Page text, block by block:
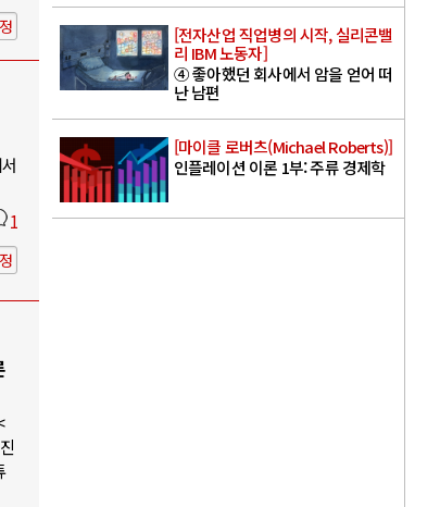
1
[전자산업 직업병의 시작, 실리콘밸
리 IBM 노동자]
④ 좋아했던 회사에서 암을 얻어 떠
난 남편
[마이클 로버츠(Michael Roberts)]
인플레이션 이론 1부: 주류 경제학